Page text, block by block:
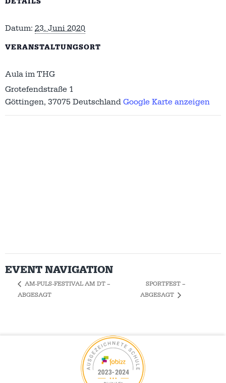
Datum: 23. Juni 2020
VERANSTALTUNGSORT
Aula im THG
Grotefendstraße 1
Göttingen, 37075 Deutschland Google Karte anzeigen
EVENT NAVIGATION
AM-PULS-FESTIVAL AM DT –
ABGESAGT
SPORTFEST –
ABGESAGT